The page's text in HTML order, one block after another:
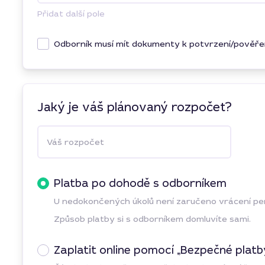
Přidat další pole
Odborník musí mít dokumenty k potvrzení/
Jaký je váš plánovaný rozpočet?
Váš rozpočet
Platba po dohodě s odborníkem
U nedokončených úkolů není zaručeno vrácení
Způsob platby si s odborníkem domluvíte sami.
Zaplatit online pomocí „Bezpečné